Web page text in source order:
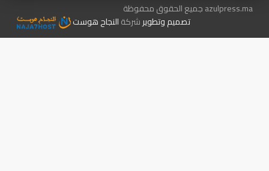
azulpress.ma جميع الحقوق محفوظة
تصميم وتطويرشركةالنجاح هوست